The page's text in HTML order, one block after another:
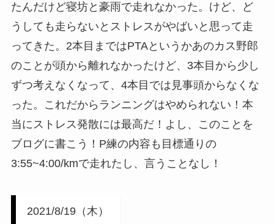
たんだけど寝坊と豪雨で走れなかった。けど、ど
うしても走らないとストレスがやばいと思って走
ってきた。2本目まではPTAというかあのカス野郎
のことが頭から離れなかったけど、3本目から少し
ずつ考えなくなって、4本目では見事頭からなくな
った。これだからランニングはやめられない！本
当にストレス発散には最高だ！よし、このことを
ブログに書こう！P練の内容も目標通りの
3:55~4:00/kmで走れたし、言うことなし！
2021/8/19（木）